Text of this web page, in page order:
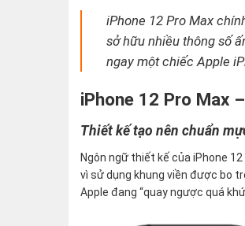
iPhone 12 Pro Max
sở hữu nhiều thông số
ngay một chiếc Apple
iPhone 12 Pro Max
Thiết kế tạo nên chuẩn
Ngôn ngữ thiết kế của iPhone
vì sử dụng khung viền được bo
Apple đang “quay ngược quá